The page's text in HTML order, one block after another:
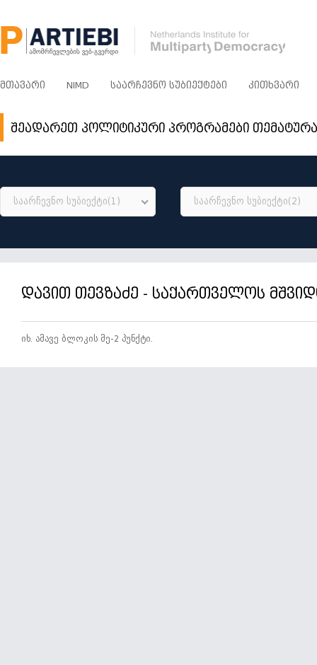
ᲛᲗᲐᲕᲐᲠᲘ NIMD ᲡᲐᲐᲠᲩᲔᲕᲜᲝ ᲡᲣᲑᲘᲔᲥᲢᲔᲑᲘ ᲙᲘᲗᲮᲕᲐᲠᲘ
შეადარეთ პოლიტიკური პროგრამები
საარჩევნო სუბიექტი(1) საარჩევნო სუბიექტი(2)
დავით თევზაძე - საქართველოს
იხ. ამავე ბლოკის მე-2 პუნქტი.